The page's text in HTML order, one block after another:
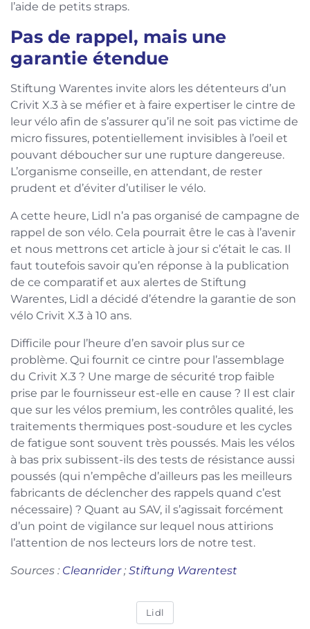
l’aide de petits straps.
Pas de rappel, mais une
garantie étendue
Stiftung Warentes invite alors les détenteurs d’un
Crivit X.3 à se méfier et à faire expertiser le cintre de
leur vélo afin de s’assurer qu’il ne soit pas victime de
micro fissures, potentiellement invisibles à l’oeil et
pouvant déboucher sur une rupture dangereuse.
L’organisme conseille, en attendant, de rester
prudent et d’éviter d’utiliser le vélo.
A cette heure, Lidl n’a pas organisé de campagne de
rappel de son vélo. Cela pourrait être le cas à l’avenir
et nous mettrons cet article à jour si c’était le cas. Il
faut toutefois savoir qu’en réponse à la publication
de ce comparatif et aux alertes de Stiftung
Warentes, Lidl a décidé d’étendre la garantie de son
vélo Crivit X.3 à 10 ans.
Difficile pour l’heure d’en savoir plus sur ce
problème. Qui fournit ce cintre pour l’assemblage
du Crivit X.3 ? Une marge de sécurité trop faible
prise par le fournisseur est-elle en cause ? Il est clair
que sur les vélos premium, les contrôles qualité, les
traitements thermiques post-soudure et les cycles
de fatigue sont souvent très poussés. Mais les vélos
à bas prix subissent-ils des tests de résistance aussi
poussés (qui n’empêche d’ailleurs pas les meilleurs
fabricants de déclencher des rappels quand c’est
nécessaire) ? Quant au SAV, il s’agissait forcément
d’un point de vigilance sur lequel nous attirions
l’attention de nos lecteurs lors de notre test.
Sources : Cleanrider; Stiftung Warentest
Lidl